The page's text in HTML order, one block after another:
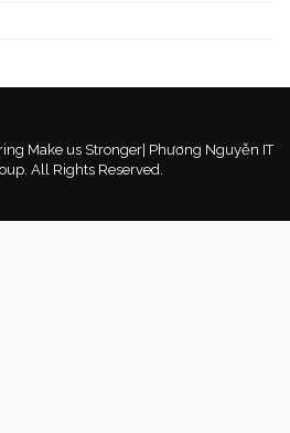
Make us Stronger| Phương Nguyễn IT
All Rights Reserved.